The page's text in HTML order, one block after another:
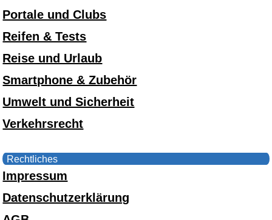
Portale und Clubs
Reifen & Tests
Reise und Urlaub
Smartphone & Zubehör
Umwelt und Sicherheit
Verkehrsrecht
Rechtliches
Impressum
Datenschutzerklärung